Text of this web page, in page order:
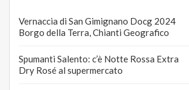
Vernaccia di San Gimignano Docg 2024
Borgo della Terra, Chianti Geografico
Spumanti Salento: c’è Notte Rossa Extra
Dry Rosé al supermercato